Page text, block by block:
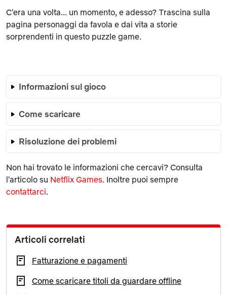
C'era una volta... un momento, e adesso? Trascina sulla
pagina personaggi da favola e dai vita a storie
sorprendenti in questo puzzle game.
Informazioni sul gioco
Come scaricare
Risoluzione dei problemi
Non hai trovato le informazioni che cercavi? Consulta
l'articolo su Netflix Games. Inoltre puoi sempre
contattarci.
Articoli correlati
Fatturazione e pagamenti
Come scaricare titoli da guardare offline